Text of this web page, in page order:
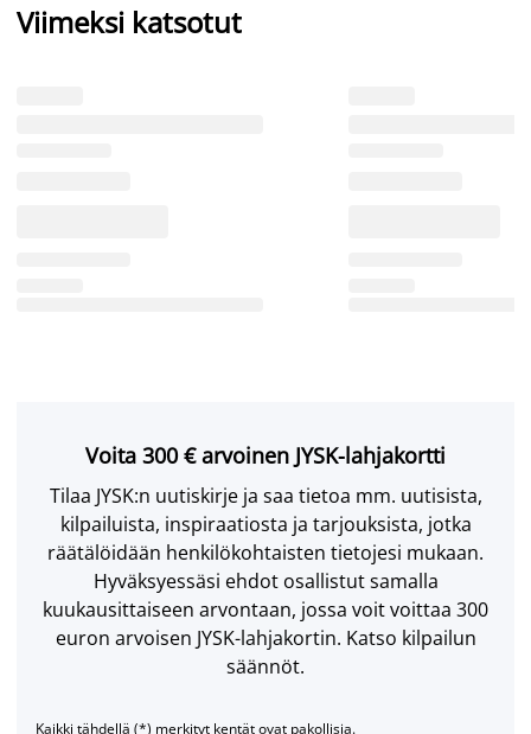
Viimeksi katsotut
Voita 300 € arvoinen JYSK-lahjakortti
Tilaa JYSK:n uutiskirje ja saa tietoa mm. uutisista,
kilpailuista, inspiraatiosta ja tarjouksista, jotka
räätälöidään henkilökohtaisten tietojesi mukaan.
Hyväksyessäsi ehdot osallistut samalla
kuukausittaiseen arvontaan, jossa voit voittaa 300
euron arvoisen JYSK-lahjakortin. Katso kilpailun
säännöt.
Kaikki tähdellä (*) merkityt kentät ovat pakollisia.